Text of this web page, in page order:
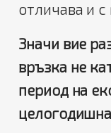
отличава и
Значи вие
връзка не
период на